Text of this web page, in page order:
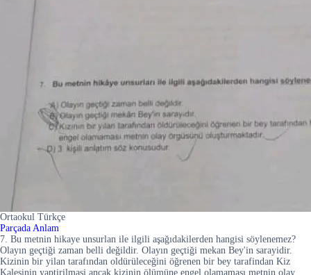
Ortaokul Türkçe
Parçada Anlam
7. Bu metnin hikaye unsurlan ile ilgili aşağıdakilerden hangisi söylenemez?
Olayın geçtiği zaman belli değildir. Olayın geçtiği mekan Bey'in sarayidir.
Kizinin bir yilan tarafından oldürüleceğini öğrenen bir bey tarafindan Kiz
Kalesinin yaptirilmasi ancak kizinin ölümüne engel olamaması metnin olay